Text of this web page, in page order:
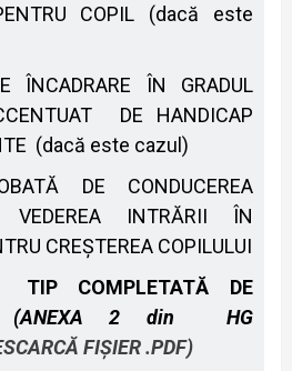
COPIL (dacă este
ÎNCADRARE ÎN GRADUL
DE HANDICAP
(dacă este cazul)
DE CONDUCEREA
INTRĂRII ÎN
CREŞTEREA COPILULUI
TIP COMPLETATĂ DE
2 din HG
FIȘIER .PDF)